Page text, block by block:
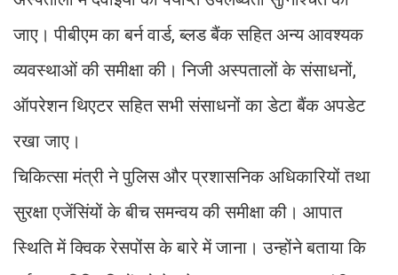
जाए। पीबीएम का बर्न वार्ड, ब्लड बैंक सहित अन्य आवश्यक
व्यवस्थाओं की समीक्षा की। निजी अस्पतालों के संसाधनों,
ऑपरेशन थिएटर सहित सभी संसाधनों का डेटा बैंक अपडेट
रखा जाए।
चिकित्सा मंत्री ने पुलिस और प्रशासनिक अधिकारियों तथा
सुरक्षा एजेंसिंयों के बीच समन्वय की समीक्षा की। आपात
स्थिति में क्विक रेसपोंस के बारे में जाना। उन्होंने बताया कि